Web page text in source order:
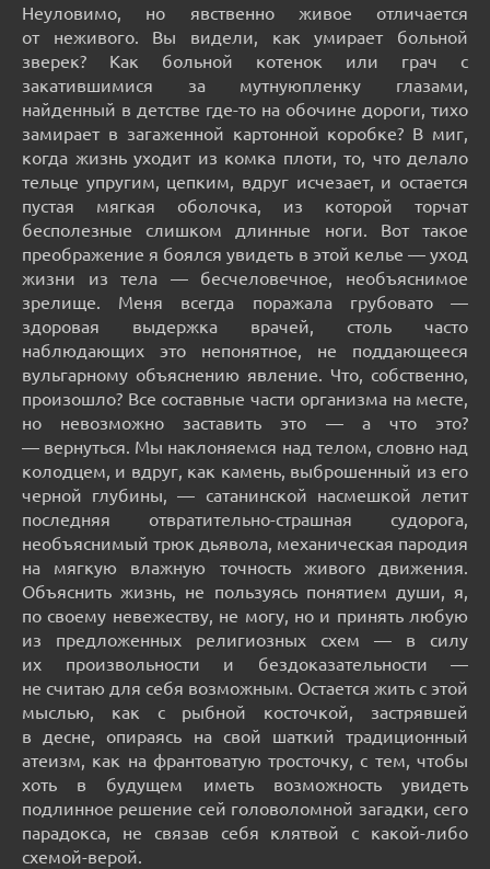
Неуловимо, но явственно живое отличается
от неживого. Вы видели, как умирает больной
зверек? Как больной котенок или грач с
закатившимися за мутнуюпленку глазами,
найденный в детстве где-то на обочине дороги, тихо
замирает в загаженной картонной коробке? В миг,
когда жизнь уходит из комка плоти, то, что делало
тельце упругим, цепким, вдруг исчезает, и остается
пустая мягкая оболочка, из которой торчат
бесполезные слишком длинные ноги. Вот такое
преображение я боялся увидеть в этой келье — уход
жизни из тела — бесчеловечное, необъяснимое
зрелище. Меня всегда поражала грубовато —
здоровая выдержка врачей, столь часто
наблюдающих это непонятное, не поддающееся
вульгарному объяснению явление. Что, собственно,
произошло? Все составные части организма на месте,
но невозможно заставить это — а что это?
— вернуться. Мы наклоняемся над телом, словно над
колодцем, и вдруг, как камень, выброшенный из его
черной глубины, — сатанинской насмешкой летит
последняя отвратительно-страшная судорога,
необъяснимый трюк дьявола, механическая пародия
на мягкую влажную точность живого движения.
Объяснить жизнь, не пользуясь понятием души, я,
по своему невежеству, не могу, но и принять любую
из предложенных религиозных схем — в силу
их произвольности и бездоказательности —
не считаю для себя возможным. Остается жить с этой
мыслью, как с рыбной косточкой, застрявшей
в десне, опираясь на свой шаткий традиционный
атеизм, как на франтоватую тросточку, с тем, чтобы
хоть в будущем иметь возможность увидеть
подлинное решение сей головоломной загадки, сего
парадокса, не связав себя клятвой с какой-либо
схемой-верой.